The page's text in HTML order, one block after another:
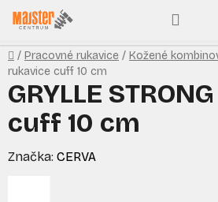
Prejsť
na
obsah
Domov
/ Pracovné rukavice / Kožené
rukavice cuff 10 cm
GRYLLE
cuff 10 cm
Značka: CERVA